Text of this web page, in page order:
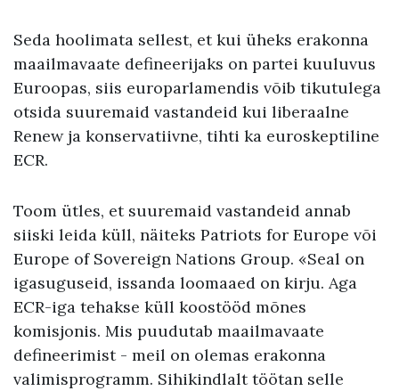
Seda hoolimata sellest, et kui üheks erakonna
maailmavaate defineerijaks on partei kuuluvus
Euroopas, siis europarlamendis võib tikutulega
otsida suuremaid vastandeid kui liberaalne
Renew ja konservatiivne, tihti ka euroskeptiline
ECR.
Toom ütles, et suuremaid vastandeid annab
siiski leida küll, näiteks Patriots for Europe või
Europe of Sovereign Nations Group. «Seal on
igasuguseid, issanda loomaaed on kirju. Aga
ECR-iga tehakse küll koostööd mõnes
komisjonis. Mis puudutab maailmavaate
defineerimist - meil on olemas erakonna
valimisprogramm. Sihikindlalt töötan selle